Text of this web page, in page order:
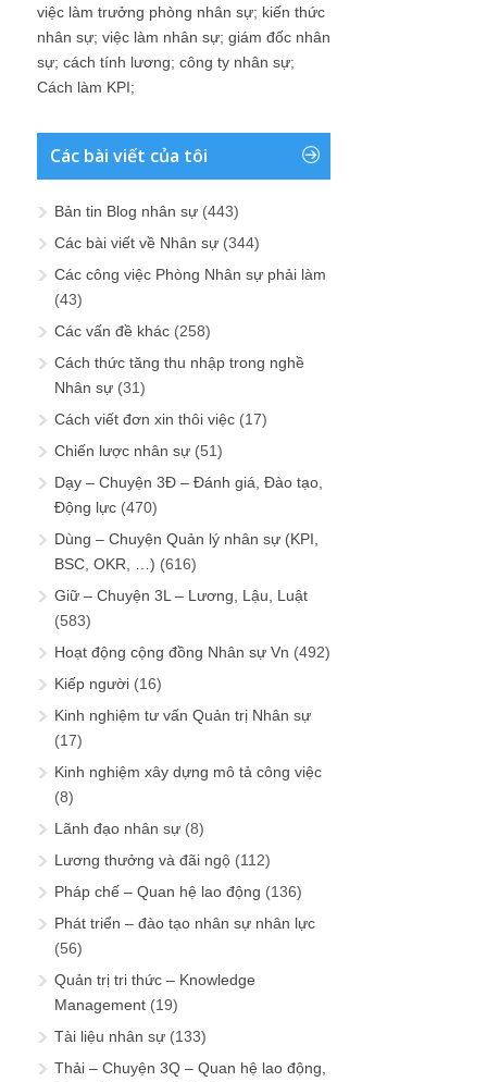
việc làm trưởng phòng nhân sự; kiến thức
nhân sự; việc làm nhân sự; giám đốc nhân
sự; cách tính lương; công ty nhân sự;
Cách làm KPI;
Các bài viết của tôi
Bản tin Blog nhân sự (443)
Các bài viết về Nhân sự (344)
Các công việc Phòng Nhân sự phải làm
(43)
Các vấn đề khác (258)
Cách thức tăng thu nhập trong nghề
Nhân sự (31)
Cách viết đơn xin thôi việc (17)
Chiến lược nhân sự (51)
Dạy – Chuyện 3Đ – Đánh giá, Đào tạo,
Động lực (470)
Dùng – Chuyện Quản lý nhân sự (KPI,
BSC, OKR, …) (616)
Giữ – Chuyện 3L – Lương, Lậu, Luật
(583)
Hoạt động cộng đồng Nhân sự Vn (492)
Kiếp người (16)
Kinh nghiệm tư vấn Quản trị Nhân sự
(17)
Kinh nghiệm xây dựng mô tả công việc
(8)
Lãnh đạo nhân sự (8)
Lương thưởng và đãi ngộ (112)
Pháp chế – Quan hệ lao động (136)
Phát triển – đào tạo nhân sự nhân lực
(56)
Quản trị tri thức – Knowledge
Management (19)
Tài liệu nhân sự (133)
Thải – Chuyện 3Q – Quan hệ lao động,